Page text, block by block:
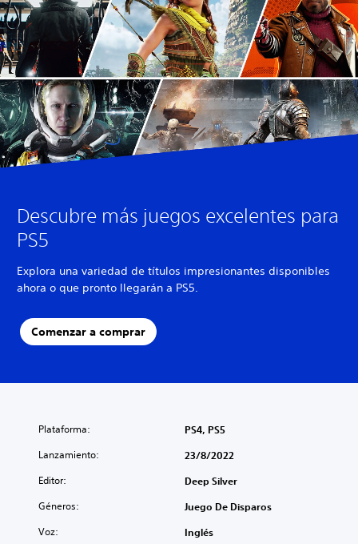
Descubre más juegos excelentes para
PS5
Explora una variedad de títulos impresionantes disponibles
ahora o que pronto llegarán a PS5.
Comenzar a comprar
Plataforma: PS4, PS5
Lanzamiento: 23/8/2022
Editor: Deep Silver
Géneros: Juego De Disparos
Voz: Inglés